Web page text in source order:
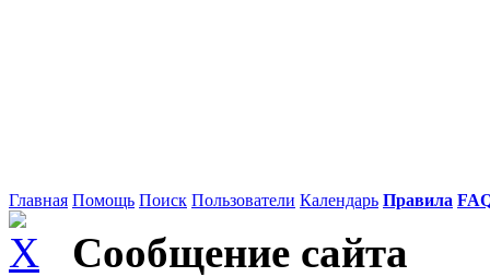
Главная Помощь Поиск Пользователи Календарь Правила
Сообщение сайта